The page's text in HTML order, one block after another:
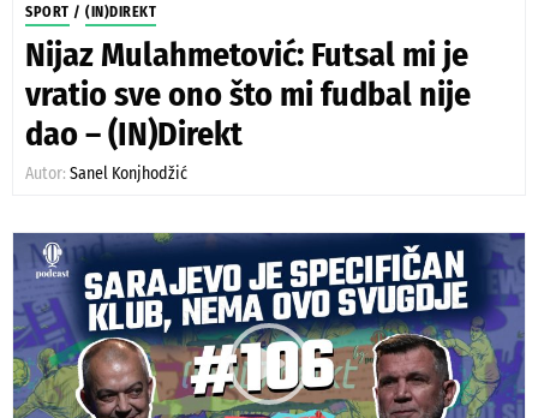
SPORT / (IN)DIREKT
Nijaz Mulahmetović: Futsal mi je
vratio sve ono što mi fudbal nije
dao – (IN)Direkt
Autor: Sanel Konjhodžić